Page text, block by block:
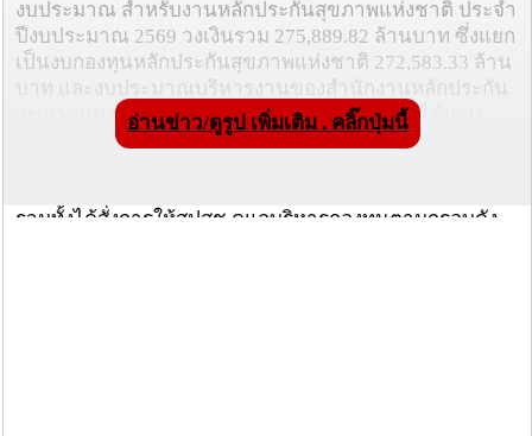
งบประมาณ สำหรับงานหลักประกันสุขภาพแห่งชาติ ประจำ
ปีงบประมาณ 2569 วงเงินรวม 275,889.82 ล้านบาท ซึ่งแยก
เป็นงบกองทุนหลักประกันสุขภาพแห่งชาติ 272,583.33 ล้าน
บาท และงบประมาณบริหารงานของสำนักงานหลักประกัน
สุขภาพแห่งชาติ(สปสช.) 2306.50 ล้านบาท และได้มอบ
หมายให้คณะกรรมการหลักประกันสุขภาพแห่งชาติ ดำเนิน
รวมทั้งได้สั่งการให้สปสช.ดูแลบริหารกองทุนตามกรอบดัง
อ่านข่าว/ดูรูป เพิ่มเติม . คลิ๊กปุ่มนี้